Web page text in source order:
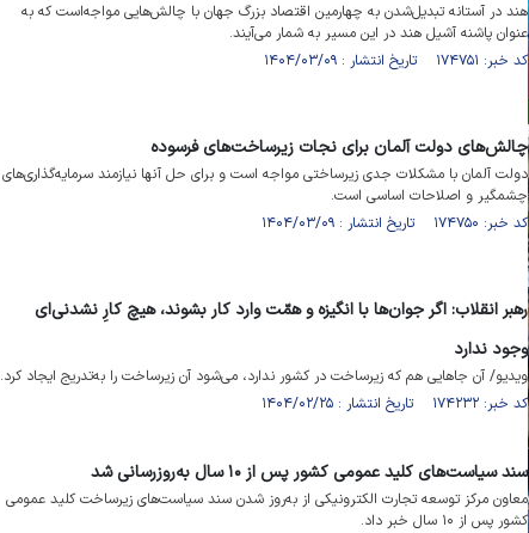
هند در آستانه تبدیل‌شدن به چهارمین اقتصاد بزرگ جهان با چالش‌هایی مواجه‌است که به
عنوان پاشنه آشیل هند در این مسیر به شمار می‌آیند.
کد خبر: ۱۷۴۷۵۱ تاریخ انتشار : ۱۴۰۴/۰۳/۰۹
چالش‌های دولت آلمان برای نجات زیرساخت‌های فرسوده
دولت آلمان با مشکلات جدی زیرساختی مواجه است و برای حل آنها نیازمند سرمایه‌گذاری‌های
چشمگیر و اصلاحات اساسی است.
کد خبر: ۱۷۴۷۵۰ تاریخ انتشار : ۱۴۰۴/۰۳/۰۹
رهبر انقلاب: اگر جوان‌ها با انگیزه و همّت وارد کار بشوند، هیچ کارِ نشدنی‌ای
وجود ندارد
ویدیو/ آن جا‌هایی هم که زیرساخت در کشور ندارد، می‌شود آن زیرساخت را به‌تدریج ایجاد کرد.
کد خبر: ۱۷۴۲۳۲ تاریخ انتشار : ۱۴۰۴/۰۲/۲۵
سند سیاست‌های کلید عمومی کشور پس از ۱۰ سال به‌روزرسانی شد
معاون مرکز توسعه تجارت الکترونیکی از به‌روز شدن سند سیاست‌های زیرساخت کلید عمومی
کشور پس از ۱۰ سال خبر داد.